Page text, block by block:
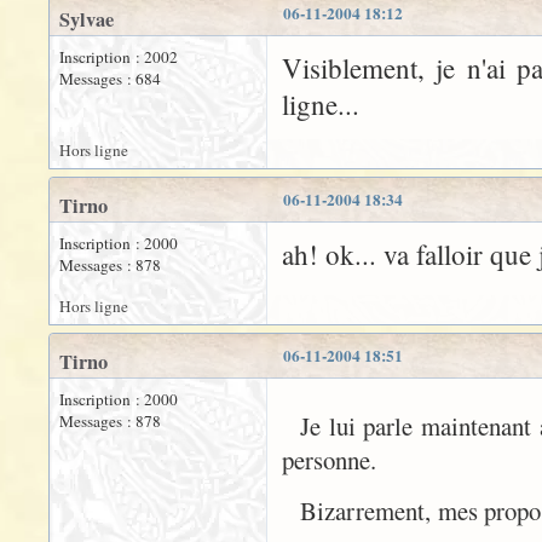
06-11-2004 18:12
Sylvae
Inscription : 2002
Messages : 684
Visiblement, je n'ai
ligne...
Hors ligne
06-11-2004 18:34
Tirno
Inscription : 2000
Messages : 878
ah! ok... va falloir que
Hors ligne
06-11-2004 18:51
Tirno
Inscription : 2000
Messages : 878
Je lui parle maintenant
personne.
Bizarrement, mes